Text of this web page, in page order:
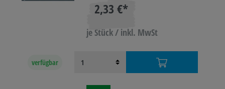
2,33 €*
je Stück / inkl. MwSt
verfügbar